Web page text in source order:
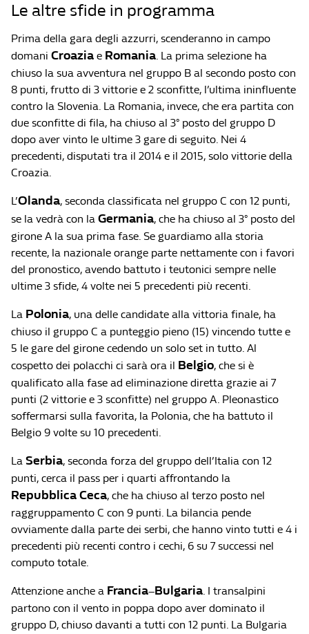
Le altre sfide in programma
Prima della gara degli azzurri, scenderanno in campo
domani Croazia e Romania. La prima selezione ha
chiuso la sua avventura nel gruppo B al secondo posto con
8 punti, frutto di 3 vittorie e 2 sconfitte, l’ultima ininfluente
contro la Slovenia. La Romania, invece, che era partita con
due sconfitte di fila, ha chiuso al 3° posto del gruppo D
dopo aver vinto le ultime 3 gare di seguito. Nei 4
precedenti, disputati tra il 2014 e il 2015, solo vittorie della
Croazia.
L’Olanda, seconda classificata nel gruppo C con 12 punti,
se la vedrà con la Germania, che ha chiuso al 3° posto del
girone A la sua prima fase. Se guardiamo alla storia
recente, la nazionale orange parte nettamente con i favori
del pronostico, avendo battuto i teutonici sempre nelle
ultime 3 sfide, 4 volte nei 5 precedenti più recenti.
La Polonia, una delle candidate alla vittoria finale, ha
chiuso il gruppo C a punteggio pieno (15) vincendo tutte e
5 le gare del girone cedendo un solo set in tutto. Al
cospetto dei polacchi ci sarà ora il Belgio, che si è
qualificato alla fase ad eliminazione diretta grazie ai 7
punti (2 vittorie e 3 sconfitte) nel gruppo A. Pleonastico
soffermarsi sulla favorita, la Polonia, che ha battuto il
Belgio 9 volte su 10 precedenti.
La Serbia, seconda forza del gruppo dell’Italia con 12
punti, cerca il pass per i quarti affrontando la
Repubblica Ceca, che ha chiuso al terzo posto nel
raggruppamento C con 9 punti. La bilancia pende
ovviamente dalla parte dei serbi, che hanno vinto tutti e 4 i
precedenti più recenti contro i cechi, 6 su 7 successi nel
computo totale.
Attenzione anche a Francia–Bulgaria. I transalpini
partono con il vento in poppa dopo aver dominato il
gruppo D, chiuso davanti a tutti con 12 punti. La Bulgaria